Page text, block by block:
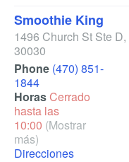
Smoothie King
1496 Church St Ste D,
30030
Phone (470) 851-
1844
HorasCerrado
hasta las
10:00 (Mostrar
más)
Direcciones